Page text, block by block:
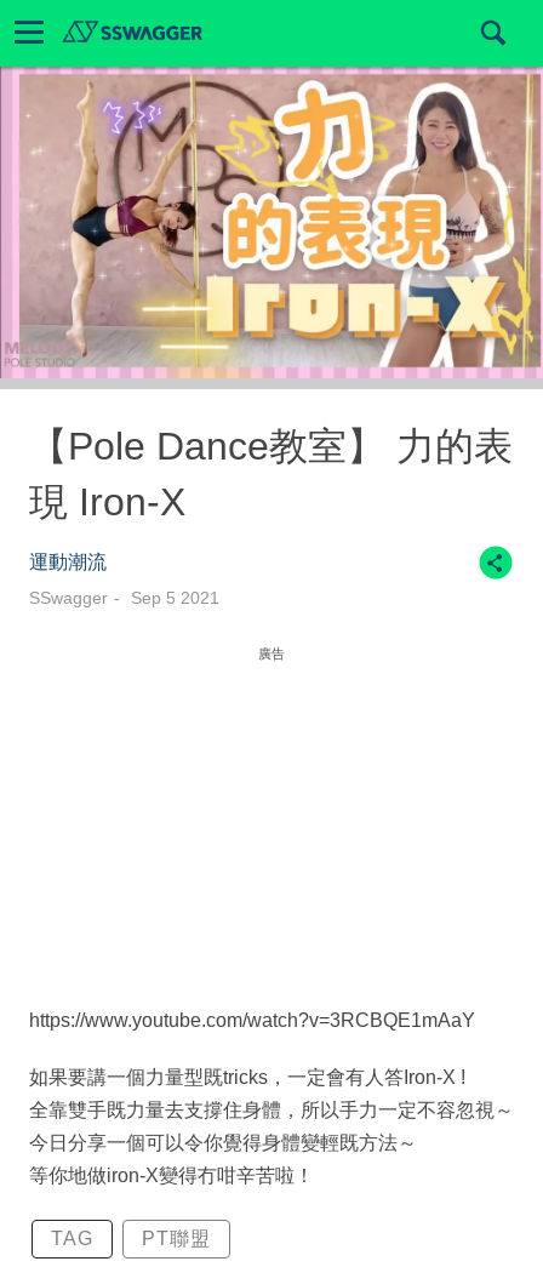
【Pole Dance教室】 力的表
現 Iron-X
運動潮流
SSwagger Sep 5 2021
廣告
https://www.youtube.com/watch?v=3RCBQE1mAaY
如果要講一個力量型既tricks，一定會有人答Iron-X !
全靠雙手既力量去支撐住身體，所以手力一定不容忽視～
今日分享一個可以令你覺得身體變輕既方法～
等你地做iron-X變得冇咁辛苦啦！
TAG PT聯盟